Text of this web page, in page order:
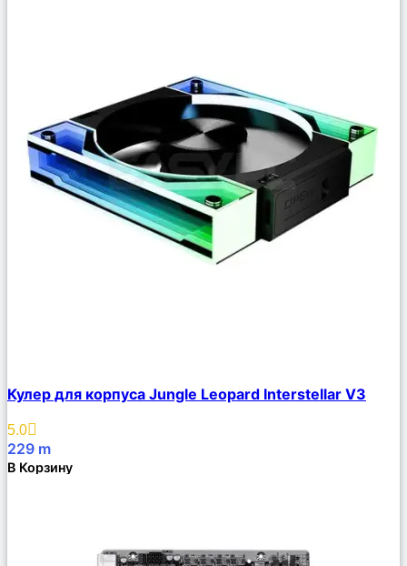
Описание
Избранное
Кулер для корпуса Jungle Leopard Interstellar V3
5.0
229 m
В Корзину